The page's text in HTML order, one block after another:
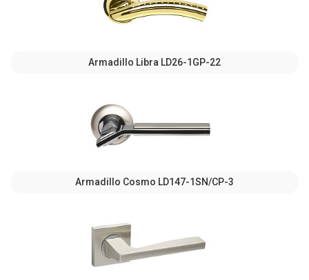
Armadillo Libra LD26-1GP-22
Armadillo Cosmo LD147-1SN/CP-3